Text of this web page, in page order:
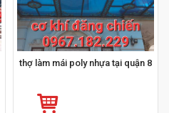
thợ làm mái poly nhựa tại quận 8